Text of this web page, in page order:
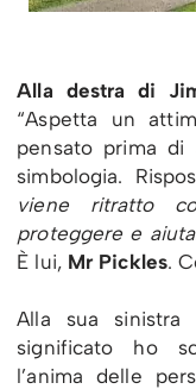
Alla destra di
“Aspetta un
pensato prima di
simbologia.
viene ritratto
proteggere e
È lui, Mr Pickles.
Alla sua sinistra
significato ho
l’anima delle